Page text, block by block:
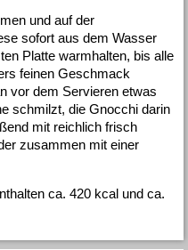
und auf der
sofort aus dem Wasser
Platte warmhalten, bis alle
feinen Geschmack
vor dem Servieren etwas
schmilzt, die Gnocchi darin
mit reichlich frisch
zusammen mit einer
ca. 420 kcal und ca.